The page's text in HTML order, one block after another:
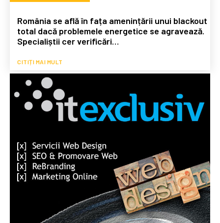
România se află în fața amenințării unui blackout
total dacă problemele energetice se agravează.
Specialiștii cer verificări…
CITIȚI MAI MULT